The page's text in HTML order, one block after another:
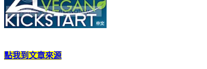
點我到文章來源